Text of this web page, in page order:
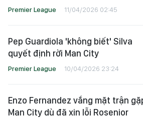
Premier League 11/04/2026 02:45
Pep Guardiola 'không biết' Silva
quyết định rời Man City
Premier League 10/04/2026 23:24
Enzo Fernandez vắng mặt trận
Man City dù đã xin lỗi Rosenior